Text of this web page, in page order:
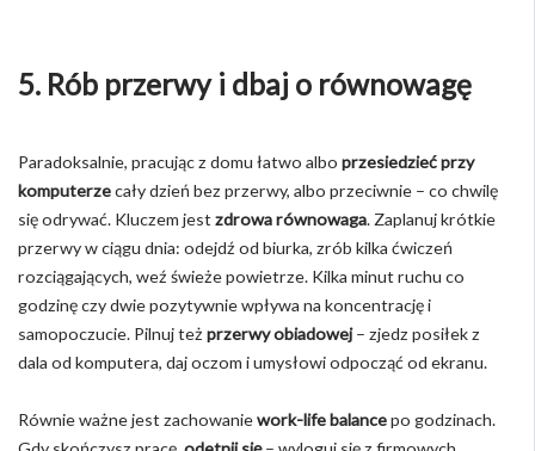
5. Rób przerwy i dbaj o równowagę
Paradoksalnie, pracując z domu łatwo albo przesiedzieć przy
komputerzecały dzień bez przerwy, albo przeciwnie – co chwilę
się odrywać. Kluczem jestzdrowa równowaga. Zaplanuj krótkie
przerwy w ciągu dnia: odejdź od biurka, zrób kilka ćwiczeń
rozciągających, weź świeże powietrze. Kilka minut ruchu co
godzinę czy dwie pozytywnie wpływa na koncentrację i
samopoczucie. Pilnuj też przerwy obiadowej– zjedz posiłek z
dala od komputera, daj oczom i umysłowi odpocząć od ekranu.
Równie ważne jest zachowaniework-life balancepo godzinach.